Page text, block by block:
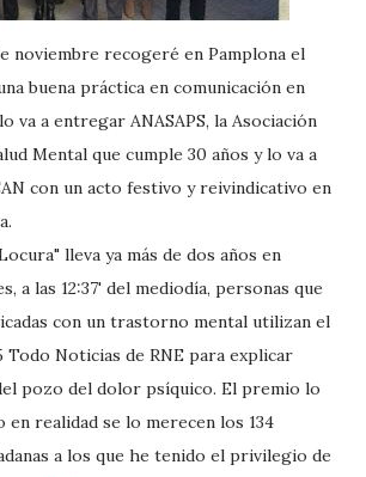
noviembre recogeré en Pamplona el
buena práctica en comunicación en
va a entregar ANASAPS, la Asociación
Mental que cumple 30 años y lo va a
con un acto festivo y reivindicativo en
lleva ya más de dos años en
a las 12:37' del mediodía, personas que
con un trastorno mental utilizan el
Todo Noticias de RNE para explicar
pozo del dolor psíquico. El premio lo
realidad se lo merecen los 134
a los que he tenido el privilegio de